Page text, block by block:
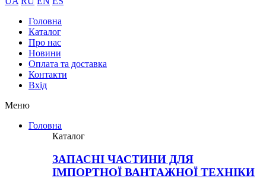
Головна
Каталог
Про нас
Новини
Оплата та доставка
Контакти
Вхiд
Меню
Головна
Каталог
ЗАПАСНІ ЧАСТИНИ ДЛЯ
ІМПОРТНОЇ ВАНТАЖНОЇ ТЕХНІКИ